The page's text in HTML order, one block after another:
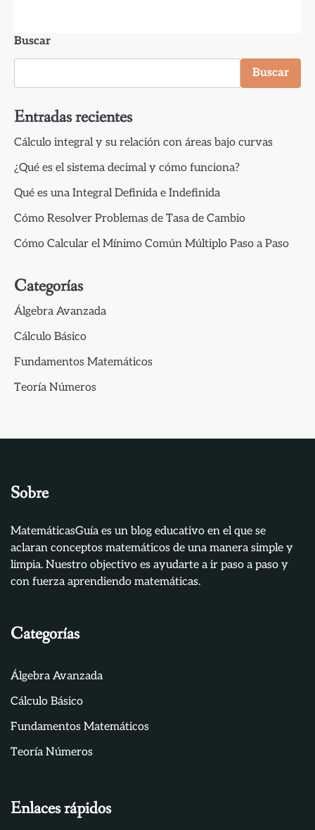
Buscar
Buscar
Entradas recientes
Cálculo integral y su relación con áreas bajo curvas
¿Qué es el sistema decimal y cómo funciona?
Qué es una Integral Definida e Indefinida
Cómo Resolver Problemas de Tasa de Cambio
Cómo Calcular el Mínimo Común Múltiplo Paso a Paso
Categorías
Álgebra Avanzada
Cálculo Básico
Fundamentos Matemáticos
Teoría Números
Sobre
MatemáticasGuía es un blog educativo en el que se
aclaran conceptos matemáticos de una manera simple y
limpia. Nuestro objectivo es ayudarte a ir paso a paso y
con fuerza aprendiendo matemáticas.
Categorías
Álgebra Avanzada
Cálculo Básico
Fundamentos Matemáticos
Teoría Números
Enlaces rápidos